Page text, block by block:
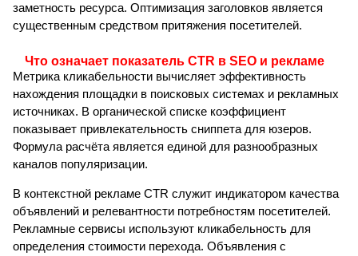
заметность ресурса. Оптимизация заголовков является
существенным средством притяжения посетителей.
Что означает показатель CTR в SEO и рекламе
Метрика кликабельности вычисляет эффективность
нахождения площадки в поисковых системах и рекламных
источниках. В органической списке коэффициент
показывает привлекательность сниппета для юзеров.
Формула расчёта является единой для разнообразных
каналов популяризации.
В контекстной рекламе CTR служит индикатором качества
объявлений и релевантности потребностям посетителей.
Рекламные сервисы используют кликабельность для
определения стоимости перехода. Объявления с